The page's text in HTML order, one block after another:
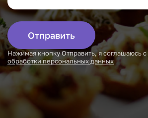
Отправить
Нажимая кнопку Отправить, я соглашаюсь с
обработки персональных данных